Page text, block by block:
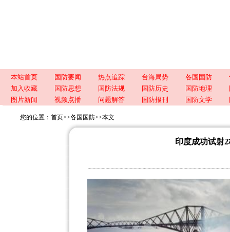
本站首页 国防要闻 热点追踪 台海局势 各国国防
加入收藏
国防思想 国防法规 国防历史 国防地理
图片新闻
视频点播 问题解答 国防报刊 国防文学
您的位置： 首页>>各国国防>>本文
印度成功试射